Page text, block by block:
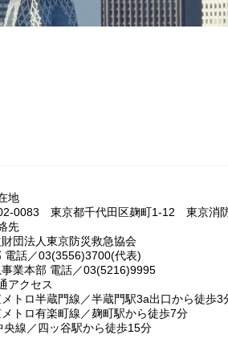
地
0083 東京都千代田区麹町1-12 東京消
先
団法人東京防災救急協会
電話／03(3556)3700(代表)
業本部 電話／03(5216)9995
アクセス
トロ半蔵門線／半蔵門駅3a出口から徒歩3
トロ有楽町線／麹町駅から徒歩7分
央線／四ッ谷駅から徒歩15分